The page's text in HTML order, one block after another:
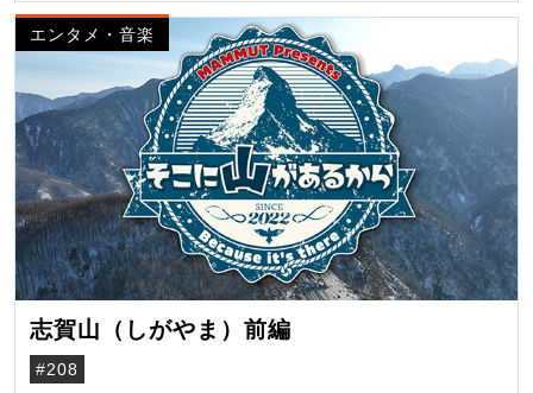
エンタメ・音楽
志賀山（しがやま）前編
#208